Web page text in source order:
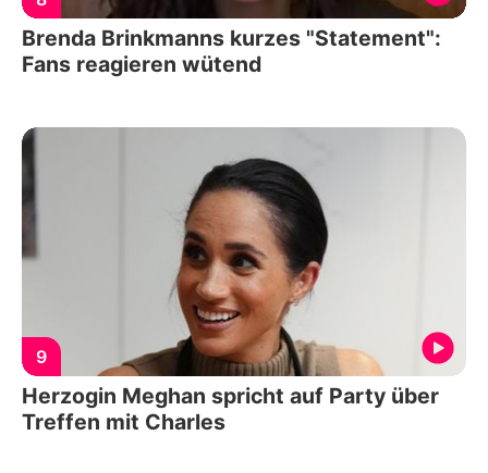
Brenda Brinkmanns kurzes "Statement":
Fans reagieren wütend
9
Herzogin Meghan spricht auf Party über
Treffen mit Charles